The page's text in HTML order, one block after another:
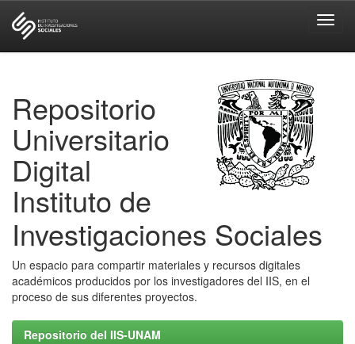
Repositorio
Universitario
Digital
Instituto de
Investigaciones Sociales
Un espacio para compartir materiales y recursos digitales
académicos producidos por los investigadores del IIS, en el
proceso de sus diferentes proyectos.
Repositorio del IIS-UNAM